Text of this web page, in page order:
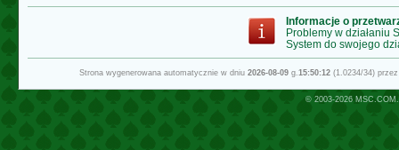
Informacje o
Problemy w działaniu
System do swojego
Strona wygenerowana automatycznie w dniu 2026-08-09g.15:50:12(1.0234/34)
© 2003-2026